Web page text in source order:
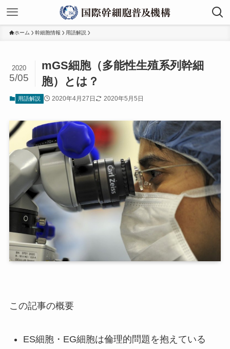
ホーム 幹細胞情報 用語解説
mGS細胞（多能性生殖系列幹細
胞）とは？
2020
5/05
用語解説 2020年4月27日 2020年5月5日
この記事の概要
ES細胞・EG細胞は倫理的問題を抱えている